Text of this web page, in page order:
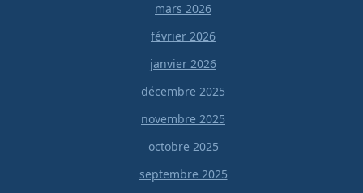
mars 2026
février 2026
janvier 2026
décembre 2025
novembre 2025
octobre 2025
septembre 2025